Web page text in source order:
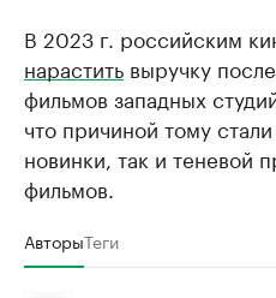
В 2023 г. российским
нарастить выручку
фильмов западных
что причиной тому
новинки, так и теневой
фильмов.
АвторыТеги